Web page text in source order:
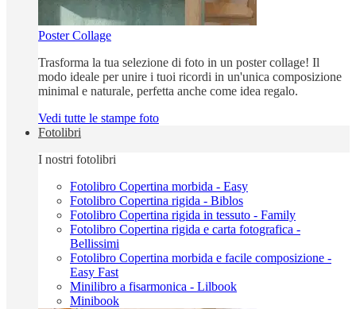
Poster Collage
Trasforma la tua selezione di foto in un poster collage! Il
modo ideale per unire i tuoi ricordi in un'unica composizione
minimal e naturale, perfetta anche come idea regalo.
Vedi tutte le stampe foto
Fotolibri
I nostri fotolibri
Fotolibro Copertina morbida - Easy
Fotolibro Copertina rigida - Biblos
Fotolibro Copertina rigida in tessuto - Family
Fotolibro Copertina rigida e carta fotografica -
Bellissimi
Fotolibro Copertina morbida e facile composizione -
Easy Fast
Minilibro a fisarmonica - Lilbook
Minibook